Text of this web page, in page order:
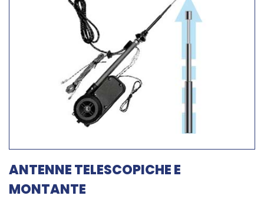
ANTENNE TELESCOPICHE E
MONTANTE